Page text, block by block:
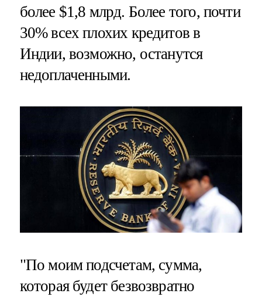
более $1,8 млрд. Более того, почти
30% всех плохих кредитов в
Индии, возможно, останутся
недоплаченными.
"По моим подсчетам, сумма,
которая будет безвозвратно